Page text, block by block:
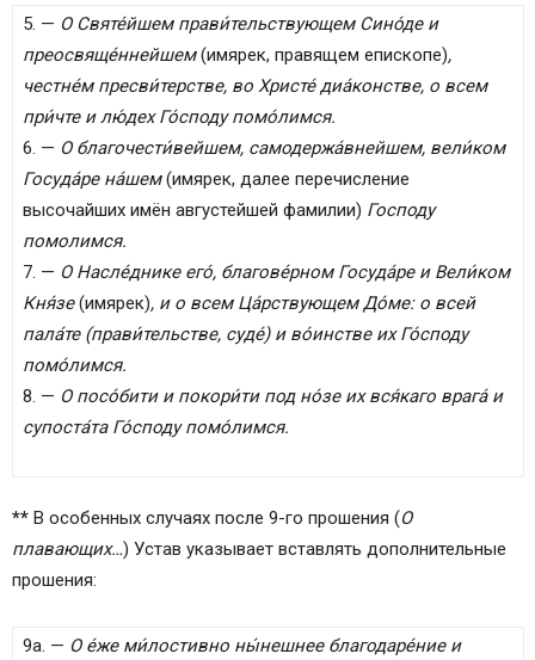
5. — О Святе́йшем прави́тельствующем Сино́де и
преосвяще́ннейшем(имярек, правящем епископе),
честне́м пресви́терстве, во Христе́ диа́констве, о всем
при́чте и лю́дех Го́споду помо́лимся.
6. — О благочести́вейшем, самодержа́внейшем, вели́ком
Госуда́ре на́шем(имярек, далее перечисление
высочайших имён августейшей фамилии) Господу
помолимся.
7. — О Насле́днике его́, благове́рном Госуда́ре и Вели́ком
Кня́зе(имярек), и о всем Ца́рствующем До́ме: о всей
пала́те (прави́тельстве, суде́) и во́инстве их Го́споду
помо́лимся.
8. — О посо́бити и покори́ти под но́зе их вся́каго врага́ и
супоста́та Го́споду помо́лимся.
** В особенных случаях после 9-го прошения (О
плавающих…) Устав указывает вставлять дополнительные
прошения:
9a. — О е́же ми́лостивно ны́нешнее благодаре́ние и